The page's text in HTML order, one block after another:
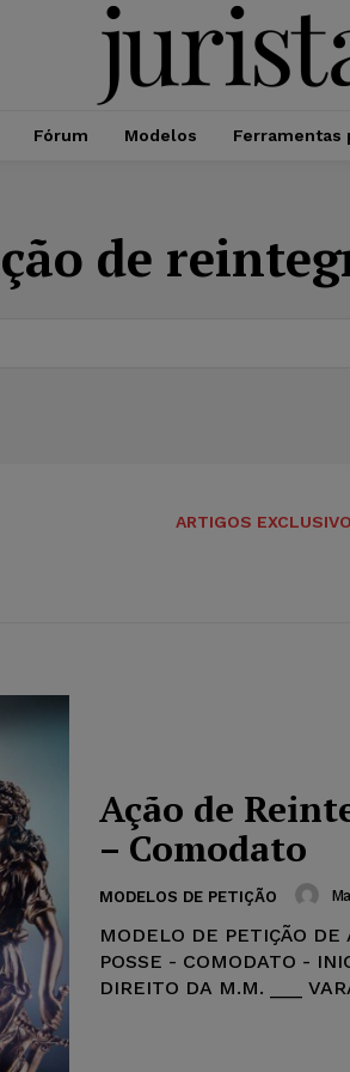
Fórum Modelos Ferramentas
de
ARTIGOS
Ação de
– Comodato
MODELOS DE PETIÇÃO
MODELO DE PETIÇÃO DE
POSSE - COMODATO -
DIREITO DA M.M. ___